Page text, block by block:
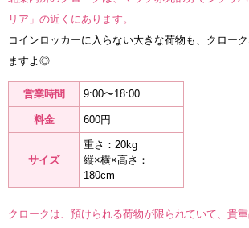
リア」の近くにあります。
コインロッカーに入らない大きな荷物も、クロー
ますよ◎
営業時間 9:00〜18:00
料金 600円
サイズ
重さ：20kg
縦×横×高さ：
180cm
クロークは、預けられる荷物が限られていて、貴重